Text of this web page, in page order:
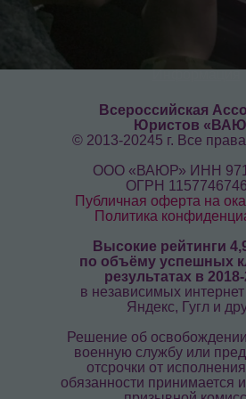
Всероссийская
Юристов
© 2013-20245 г. Все
ООО «ВАЮР» ИНН
ОГРН
Публичная оферта на
Политика
Высокие рейтинги
по объёму успешных
результатах в 2018-
в независимых интернет
Яндекс, Гугл и
Решение об
военную службу или
отсрочки от
обязанности принимается
Информация